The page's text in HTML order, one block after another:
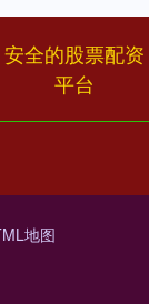
安全的股票配资
平台
地图